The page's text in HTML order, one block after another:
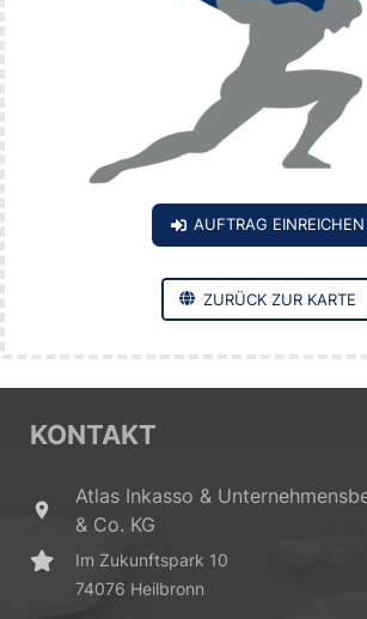
AUFTRAG EINREICHEN
ZURÜCK ZUR KARTE
KONTAKT
place
Atlas Inkasso &
& Co. KG
Im Zukunftspark 10
74076 Heilbronn